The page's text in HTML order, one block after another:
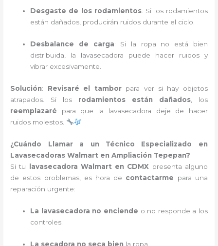
Desgaste de los rodamientos: Si los rodamientos
están dañados, producirán ruidos durante el ciclo.
Desbalance de carga: Si la ropa no está bien
distribuida, la lavasecadora puede hacer ruidos y
vibrar excesivamente.
Solución: Revisaré el tamborpara ver si hay objetos
atrapados. Si los rodamientos están dañados, los
reemplazaré para que la lavasecadora deje de hacer
ruidos molestos.
¿Cuándo Llamar a un Técnico Especializado en
Lavasecadoras Walmart en Ampliación Tepepan?
Si tu
lavasecadora Walmart en CDMX presenta alguno
de estos problemas, es hora de contactarme para una
reparación urgente:
La lavasecadora no enciende o no responde a los
controles.
La secadora no seca bien la ropa.